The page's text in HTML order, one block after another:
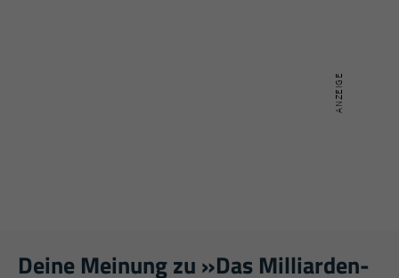
Deine Meinung zu »Das Milliarden-